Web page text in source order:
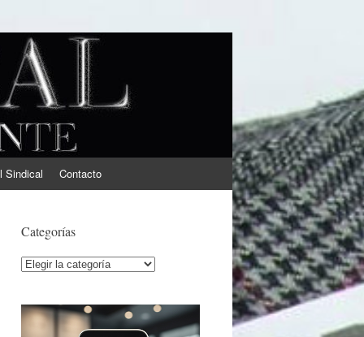
Sindical Contacto
Categorías
Categorías